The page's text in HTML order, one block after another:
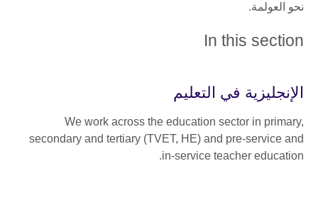
نحو العولمة.
In this section
الإنجليزية في التعليم
We work across the education sector in primary,
secondary and tertiary (TVET, HE) and pre-service and
in-service teacher education.